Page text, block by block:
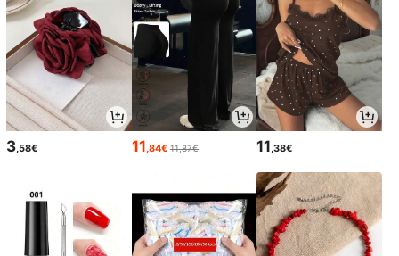
3 ,58€ 11 ,84€ 11,87€ 11 ,38€